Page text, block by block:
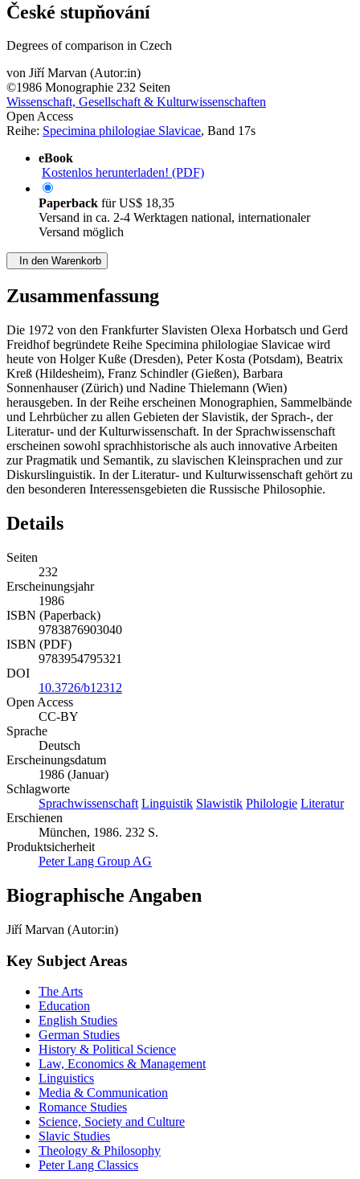
České stupňování
Degrees of comparison in Czech
von Jiří Marvan (Autor:in)
©1986 Monographie 232 Seiten
Wissenschaft, Gesellschaft & Kulturwissenschaften
Open Access
Reihe: Specimina philologiae Slavicae, Band 17s
eBook
Kostenlos herunterladen! (PDF)
Paperback fürUS$ 18,35
Versand in ca. 2-4 Werktagen national, internationaler
Versand möglich
In den Warenkorb
Zusammenfassung
Die 1972 von den Frankfurter Slavisten Olexa Horbatsch und Gerd
Freidhof begründete Reihe Specimina philologiae Slavicae wird
heute von Holger Kuße (Dresden), Peter Kosta (Potsdam), Beatrix
Kreß (Hildesheim), Franz Schindler (Gießen), Barbara
Sonnenhauser (Zürich) und Nadine Thielemann (Wien)
herausgeben. In der Reihe erscheinen Monographien, Sammelbände
und Lehrbücher zu allen Gebieten der Slavistik, der Sprach-, der
Literatur- und der Kulturwissenschaft. In der Sprachwissenschaft
erscheinen sowohl sprachhistorische als auch innovative Arbeiten
zur Pragmatik und Semantik, zu slavischen Kleinsprachen und zur
Diskurslinguistik. In der Literatur- und Kulturwissenschaft gehört zu
den besonderen Interessensgebieten die Russische Philosophie.
Details
Seiten
232
Erscheinungsjahr
1986
ISBN (Paperback)
9783876903040
ISBN (PDF)
9783954795321
DOI
10.3726/b12312
Open Access
CC-BY
Sprache
Deutsch
Erscheinungsdatum
1986 (Januar)
Schlagworte
Sprachwissenschaft Linguistik Slawistik Philologie Literatur
Erschienen
München, 1986. 232 S.
Produktsicherheit
Peter Lang Group AG
Biographische Angaben
Jiří Marvan (Autor:in)
Key Subject Areas
The Arts
Education
English Studies
German Studies
History & Political Science
Law, Economics & Management
Linguistics
Media & Communication
Romance Studies
Science, Society and Culture
Slavic Studies
Theology & Philosophy
Peter Lang Classics